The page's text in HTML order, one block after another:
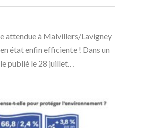
attendue à Malvillers/Lavigney
état enfin efficiente ! Dans un
publié le 28 juillet…